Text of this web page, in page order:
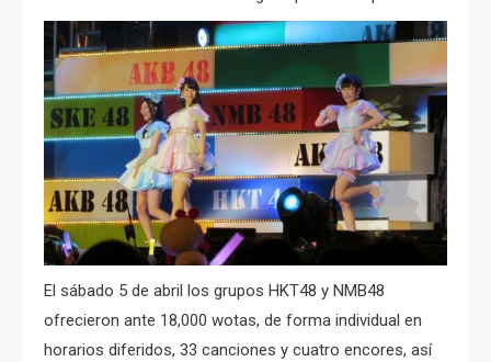
El sábado 5 de abril los grupos HKT48 y NMB48
ofrecieron ante 18,000 wotas, de forma individual en
horarios diferidos, 33 canciones y cuatro encores, así